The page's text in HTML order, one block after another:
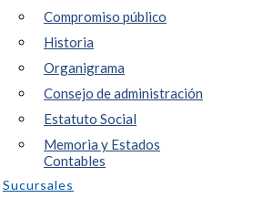
Compromiso público
Historia
Organigrama
Consejo de administración
Estatuto Social
Memoria y Estados
Contables
Sucursales